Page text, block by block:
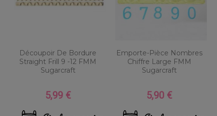
Découpoir De Bordure
Straight Frill 9 -12 FMM
Sugarcraft
Prix
5,99 €
Emporte-Pièce Nombres
Chiffre Large FMM
Sugarcraft
Prix
5,90 €